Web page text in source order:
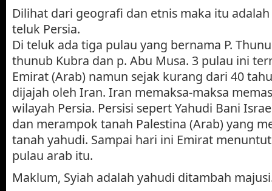
Dilihat dari geografi dan etnis maka itu
teluk Persia.
Di teluk ada tiga pulau yang bernama P.
thunub Kubra dan p. Abu Musa. 3 pulau ini
Emirat (Arab) namun sejak kurang dari 40
dijajah oleh Iran. Iran memaksa-maksa
wilayah Persia. Persisi sepert Yahudi Bani
dan merampok tanah Palestina (Arab) yang
tanah yahudi. Sampai hari ini Emirat
pulau arab itu.
Maklum, Syiah adalah yahudi ditambah